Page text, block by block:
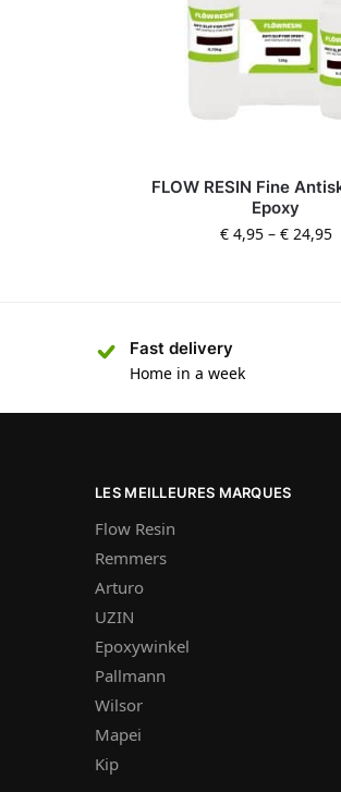
FLOW RESIN Fine
Epoxy
€4,95– €24,95
Fast delivery
Home in a week
LES MEILLEURES MARQUES
Flow Resin
Remmers
Arturo
UZIN
Epoxywinkel
Pallmann
Wilsor
Mapei
Kip